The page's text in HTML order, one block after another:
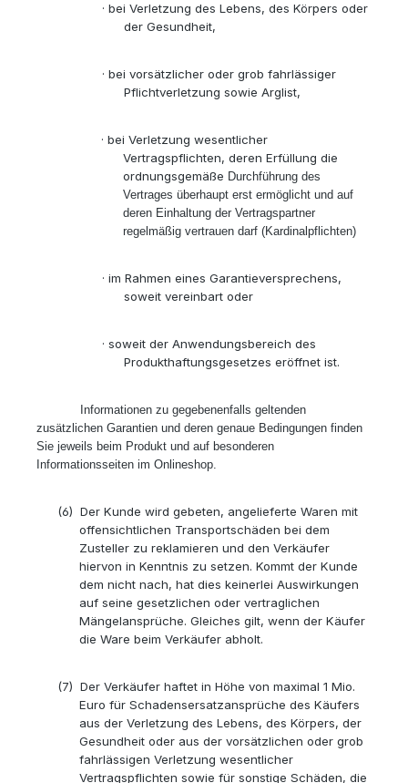
· bei Verletzung des Lebens, des Körpers oder
der Gesundheit,
· bei vorsätzlicher oder grob fahrlässiger
Pflichtverletzung sowie Arglist,
· bei Verletzung wesentlicher
Vertragspflichten, deren Erfüllung die
ordnungsgemäße Durchführung des
Vertrages überhaupt erst ermöglicht und auf
deren Einhaltung der Vertragspartner
regelmäßig vertrauen darf (Kardinalpflichten)
· im Rahmen eines Garantieversprechens,
soweit vereinbart oder
· soweit der Anwendungsbereich des
Produkthaftungsgesetzes eröffnet ist.
Informationen zu gegebenenfalls geltenden
zusätzlichen Garantien und deren genaue Bedingungen finden
Sie jeweils beim Produkt und auf besonderen
Informationsseiten im Onlineshop.
(6)Der Kunde wird gebeten, angelieferte Waren mit
offensichtlichen Transportschäden bei dem
Zusteller zu reklamieren und den Verkäufer
hiervon in Kenntnis zu setzen. Kommt der Kunde
dem nicht nach, hat dies keinerlei Auswirkungen
auf seine gesetzlichen oder vertraglichen
Mängelansprüche. Gleiches gilt, wenn der Käufer
die Ware beim Verkäufer abholt.
(7)Der Verkäufer haftet in Höhe von maximal 1 Mio.
Euro für Schadensersatzansprüche des Käufers
aus der Verletzung des Lebens, des Körpers, der
Gesundheit oder aus der vorsätzlichen oder grob
fahrlässigen Verletzung wesentlicher
Vertragspflichten sowie für sonstige Schäden, die